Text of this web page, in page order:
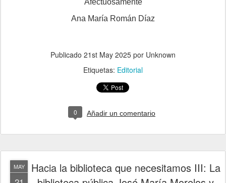
Afectuosamente
Ana María Román Díaz
Publicado 21st May 2025 por Unknown
Etiquetas: Editorial
0 Añadir un comentario
MAY
Hacia la biblioteca que necesitamos III: La